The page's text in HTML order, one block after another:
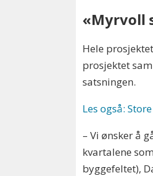
«Myrvoll
Hele
prosjektet
satsningen.
Les også:
– Vi ønsker å
kvartalene
byggefeltet),